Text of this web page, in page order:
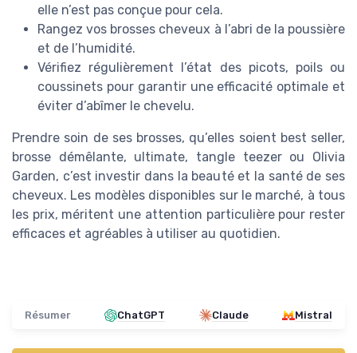
elle n’est pas conçue pour cela.
Rangez vos brosses cheveux à l’abri de la poussière
et de l’humidité.
Vérifiez régulièrement l’état des picots, poils ou
coussinets pour garantir une efficacité optimale et
éviter d’abîmer le chevelu.
Prendre soin de ses brosses, qu’elles soient best seller,
brosse démêlante, ultimate, tangle teezer ou Olivia
Garden, c’est investir dans la beauté et la santé de ses
cheveux. Les modèles disponibles sur le marché, à tous
les prix, méritent une attention particulière pour rester
efficaces et agréables à utiliser au quotidien.
Résumer ChatGPT Claude Mistral